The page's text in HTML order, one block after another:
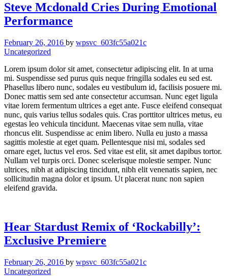
Steve Mcdonald Cries During Emotional
Performance
February 26, 2016 by wpsvc_603fc55a021c
Uncategorized
Lorem ipsum dolor sit amet, consectetur adipiscing elit. In at urna
mi. Suspendisse sed purus quis neque fringilla sodales eu sed est.
Phasellus libero nunc, sodales eu vestibulum id, facilisis posuere mi.
Donec mattis sem sed ante consectetur accumsan. Nunc eget ligula
vitae lorem fermentum ultrices a eget ante. Fusce eleifend consequat
nunc, quis varius tellus sodales quis. Cras porttitor ultrices metus, eu
egestas leo vehicula tincidunt. Maecenas vitae sem nulla, vitae
rhoncus elit. Suspendisse ac enim libero. Nulla eu justo a massa
sagittis molestie at eget quam. Pellentesque nisi mi, sodales sed
ornare eget, luctus vel eros. Sed vitae est elit, sit amet dapibus tortor.
Nullam vel turpis orci. Donec scelerisque molestie semper. Nunc
ultrices, nibh at adipiscing tincidunt, nibh elit venenatis sapien, nec
sollicitudin magna dolor et ipsum. Ut placerat nunc non sapien
eleifend gravida.
Hear Stardust Remix of ‘Rockabilly’:
Exclusive Premiere
February 26, 2016 by wpsvc_603fc55a021c
Uncategorized